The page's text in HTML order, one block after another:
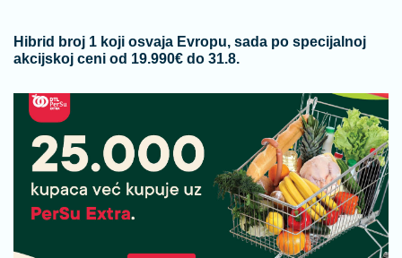
Hibrid broj 1 koji osvaja Evropu, sada po specijalnoj
akcijskoj ceni od 19.990€ do 31.8.